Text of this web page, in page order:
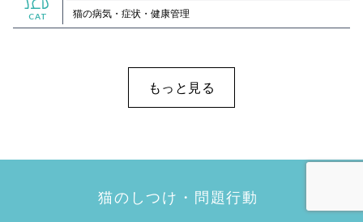
CAT 猫の病気・症状・健康管理
もっと見る
猫のしつけ・問題行動